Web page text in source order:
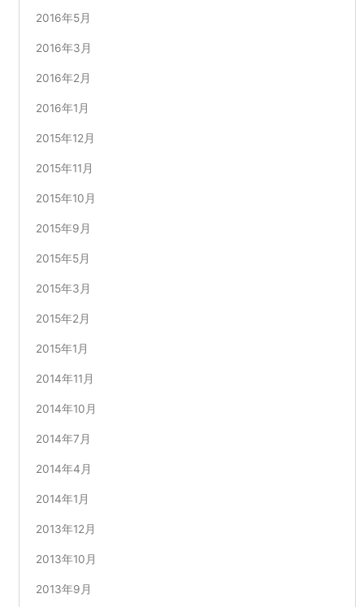
2016年5月
2016年3月
2016年2月
2016年1月
2015年12月
2015年11月
2015年10月
2015年9月
2015年5月
2015年3月
2015年2月
2015年1月
2014年11月
2014年10月
2014年7月
2014年4月
2014年1月
2013年12月
2013年10月
2013年9月